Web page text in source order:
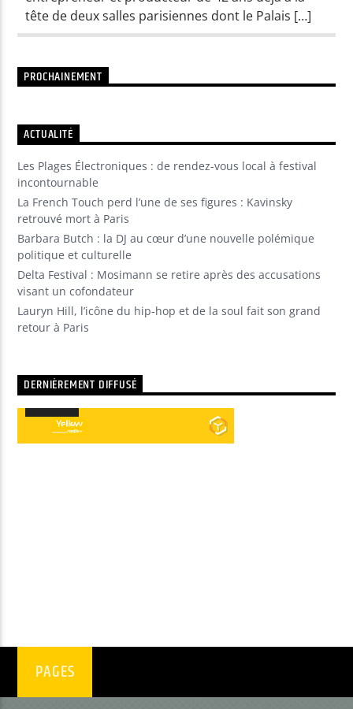
Yellow Riviera
tête de deux salles parisiennes dont le Palais […]
PROCHAINEMENT
ACTUALITÉ
Les Plages Électroniques : de rendez-vous local à festival
incontournable
La French Touch perd l’une de ses figures : Kavinsky
retrouvé mort à Paris
Barbara Butch : la DJ au cœur d’une nouvelle polémique
politique et culturelle
Delta Festival : Mosimann se retire après des accusations
visant un cofondateur
Lauryn Hill, l’icône du hip-hop et de la soul fait son grand
retour à Paris
DERNIÈREMENT DIFFUSÉ
Lecteur
audio
PAGES